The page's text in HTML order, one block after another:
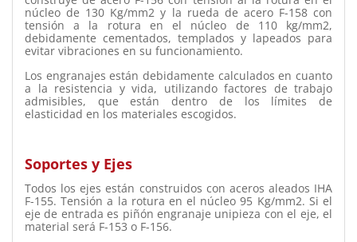
núcleo de 130 Kg/mm2 y la rueda de acero F-158 con
tensión a la rotura en el núcleo de 110 kg/mm2,
debidamente cementados, templados y lapeados para
evitar vibraciones en su funcionamiento.
Los engranajes están debidamente calculados en cuanto
a la resistencia y vida, utilizando factores de trabajo
admisibles, que están dentro de los límites de
elasticidad en los materiales escogidos.
Soportes y Ejes
Todos los ejes están construidos con aceros aleados IHA
F-155. Tensión a la rotura en el núcleo 95 Kg/mm2. Si el
eje de entrada es piñón engranaje unipieza con el eje, el
material será F-153 o F-156.